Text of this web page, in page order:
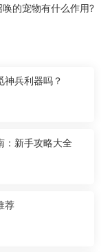
的宠物有什么作用?
神兵利器吗？
：新手攻略大全
荐